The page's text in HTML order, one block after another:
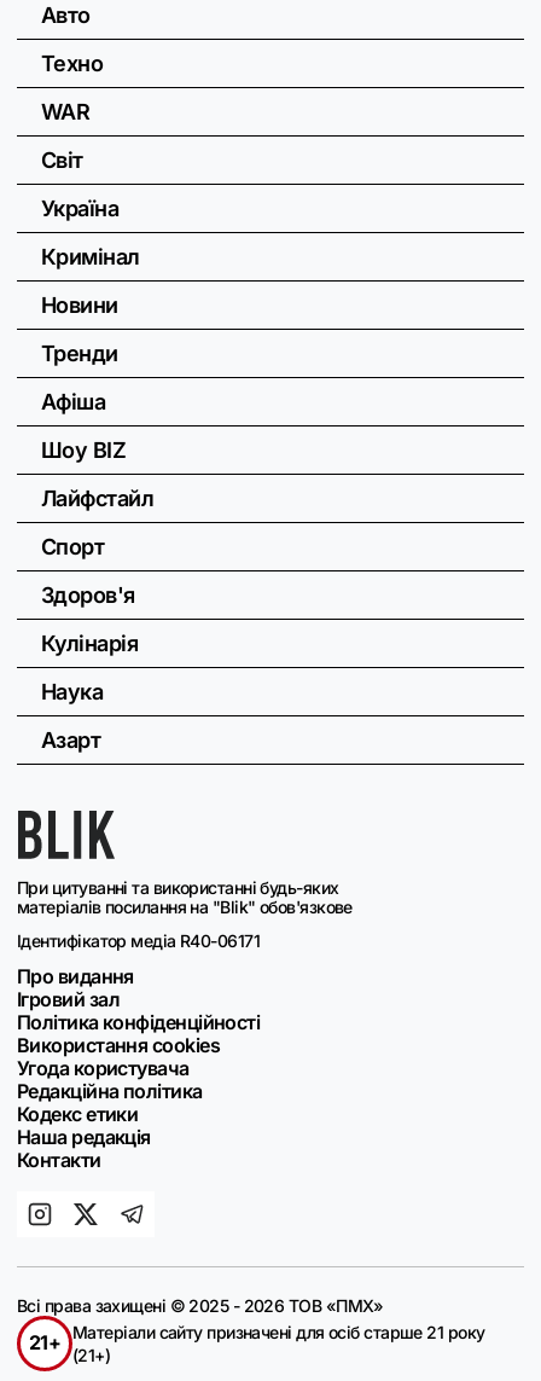
При цитуванні та використанні будь-яких
матеріалів посилання на "Blik" обов'язкове
Ідентифікатор медіа R40-06171
Про видання
Ігровий зал
Політика конфіденційності
Використання cookies
Угода користувача
Редакційна політика
Кодекс етики
Наша редакція
Контакти
Авто
Техно
WAR
Світ
Україна
Кримінал
Новини
Тренди
Афіша
Шоу BIZ
Лайфстайл
Спорт
Здоров'я
Кулінарія
Наука
Азарт
Всі права захищені © 2025 - 2026 ТОВ «ПМХ»
21+
Матеріали сайту призначені для осіб старше 21 року
(21+)